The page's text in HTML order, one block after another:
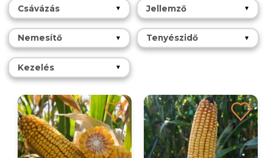
Csávázás ▼ Jellemző ▼
Nemesítő ▼ Tenyészidő ▼
Kezelés ▼